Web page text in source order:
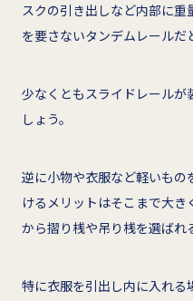
スクの引き出しなど内部に
を要さないタンデムレールだ
少なくともスライドレール
しょう。
逆に小物や衣服など軽いも
けるメリットはそこまで大
から摺り桟や吊り桟を選ばれ
特に衣服を引出し内に入れ